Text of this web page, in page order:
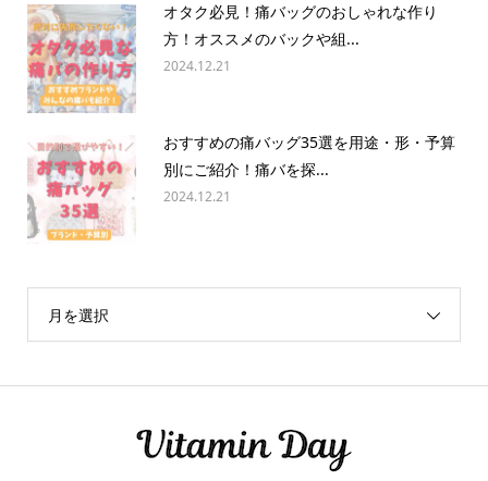
オタク必見！痛バッグのおしゃれな作り
方！オススメのバックや組...
2024.12.21
おすすめの痛バッグ35選を用途・形・予算
別にご紹介！痛バを探...
2024.12.21
月を選択